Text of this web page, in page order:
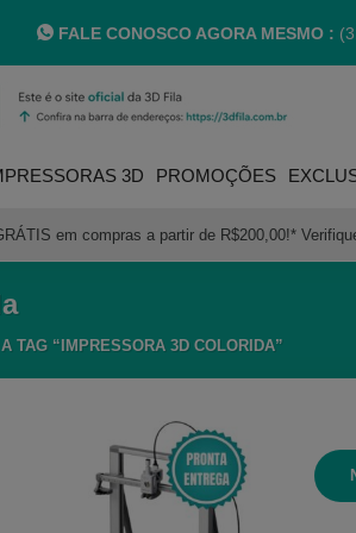
FALE CONOSCO AGORA MESMO :
3D PROMOÇÕES
em compras a partir de R$200,00!*
TAG “IMPRESSORA 3D COLORIDA”